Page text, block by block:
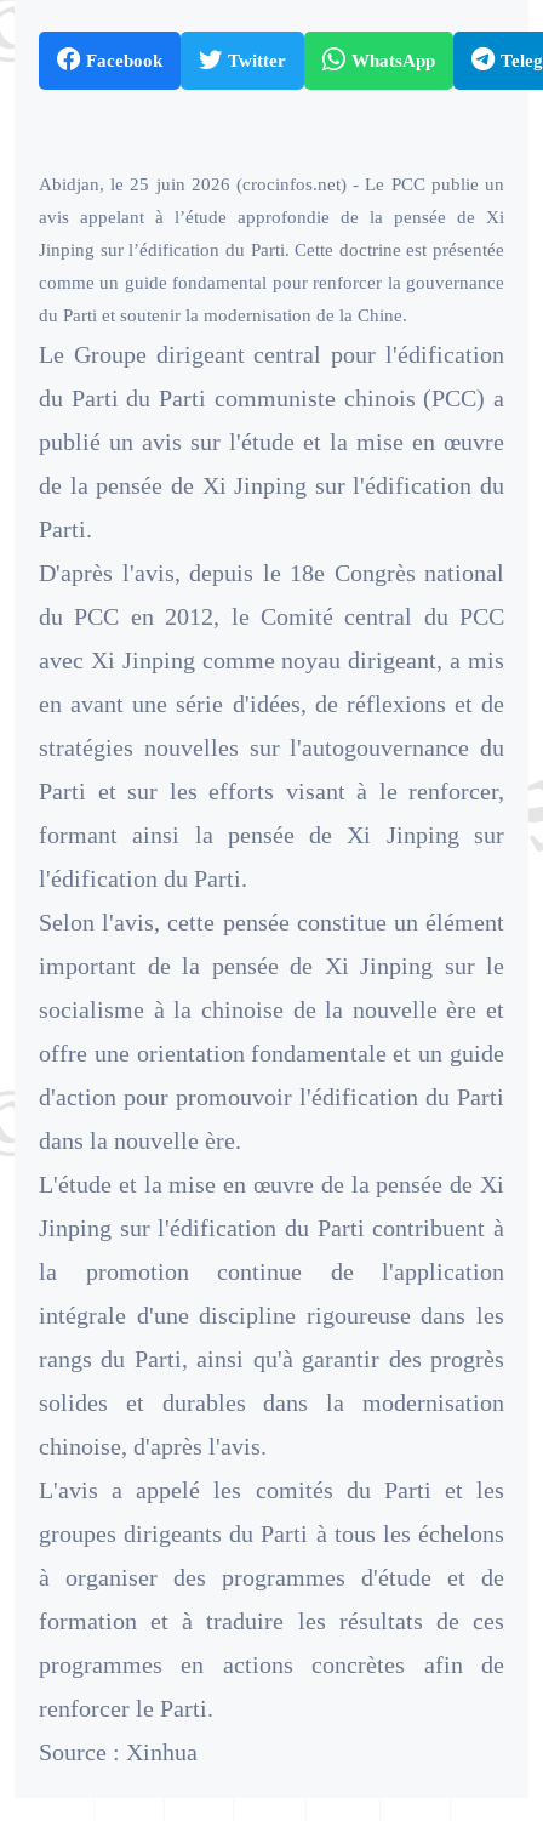
Facebook Twitter WhatsApp
Abidjan, le 25 juin 2026 (crocinfos.net) - Le PCC publie un
avis appelant à l’étude approfondie de la pensée de Xi
Jinping sur l’édification du Parti. Cette doctrine est présentée
comme un guide fondamental pour renforcer la gouvernance
du Parti et soutenir la modernisation de la Chine.
Le Groupe dirigeant central pour l'édification
du Parti du Parti communiste chinois (PCC) a
publié un avis sur l'étude et la mise en œuvre
de la pensée de Xi Jinping sur l'édification du
Parti.
D'après l'avis, depuis le 18e Congrès national
du PCC en 2012, le Comité central du PCC
avec Xi Jinping comme noyau dirigeant, a mis
en avant une série d'idées, de réflexions et de
stratégies nouvelles sur l'autogouvernance du
Parti et sur les efforts visant à le renforcer,
formant ainsi la pensée de Xi Jinping sur
l'édification du Parti.
Selon l'avis, cette pensée constitue un élément
important de la pensée de Xi Jinping sur le
socialisme à la chinoise de la nouvelle ère et
offre une orientation fondamentale et un guide
d'action pour promouvoir l'édification du Parti
dans la nouvelle ère.
L'étude et la mise en œuvre de la pensée de Xi
Jinping sur l'édification du Parti contribuent à
la promotion continue de l'application
intégrale d'une discipline rigoureuse dans les
rangs du Parti, ainsi qu'à garantir des progrès
solides et durables dans la modernisation
chinoise, d'après l'avis.
L'avis a appelé les comités du Parti et les
groupes dirigeants du Parti à tous les échelons
à organiser des programmes d'étude et de
formation et à traduire les résultats de ces
programmes en actions concrètes afin de
renforcer le Parti.
Source : Xinhua